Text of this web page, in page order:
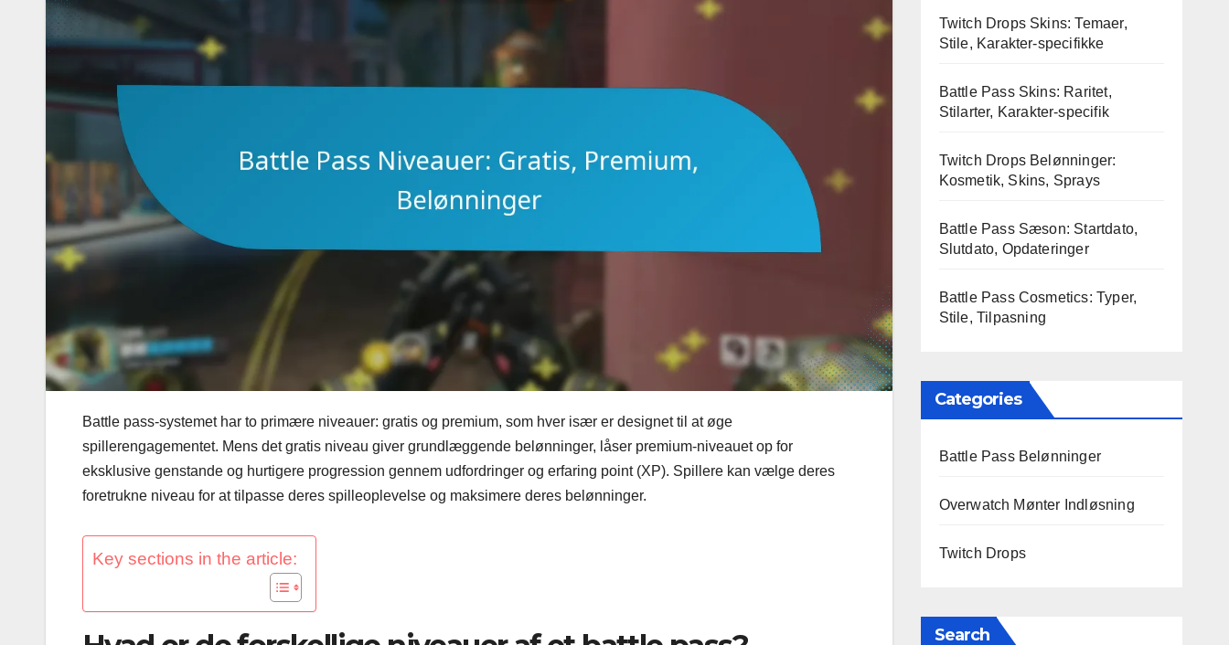
Battle pass-systemet har to primære niveauer: gratis og premium, som hver især er designet til at øge
spillerengagementet. Mens det gratis niveau giver grundlæggende belønninger, låser premium-niveauet op for
eksklusive genstande og hurtigere progression gennem udfordringer og erfaring point (XP). Spillere kan vælge deres
foretrukne niveau for at tilpasse deres spilleoplevelse og maksimere deres belønninger.
Key sections in the article:
Twitch Drops Skins: Temaer,
Stile, Karakter-specifikke
Battle Pass Skins: Raritet,
Stilarter, Karakter-specifik
Twitch Drops Belønninger:
Kosmetik, Skins, Sprays
Battle Pass Sæson: Startdato,
Slutdato, Opdateringer
Battle Pass Cosmetics: Typer,
Stile, Tilpasning
Categories
Battle Pass Belønninger
Overwatch Mønter Indløsning
Twitch Drops
Search